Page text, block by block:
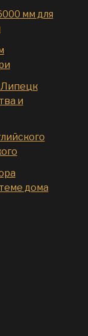
мм для
и
дома